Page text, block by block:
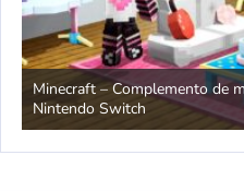
Minecraft – Complemento de
Nintendo Switch